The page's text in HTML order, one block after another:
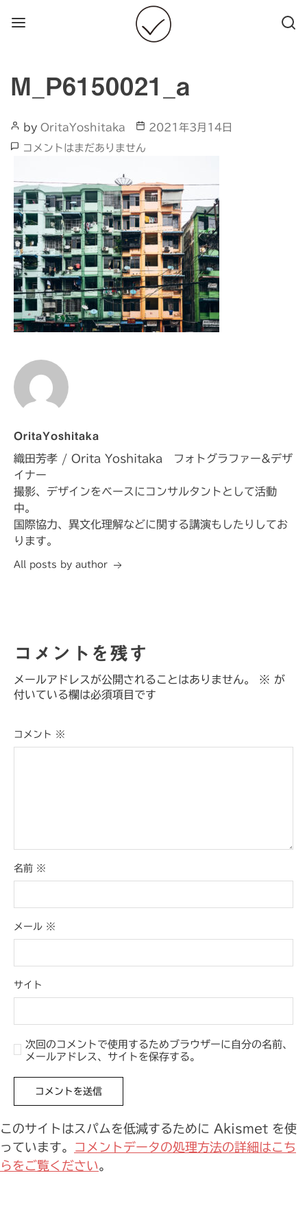
Menu Search
M_P6150021_a
PostbyOritaYoshitaka
Post2021年3月14日
M_P6150021_a
コメントはまだありません
OritaYoshitaka
織田芳孝 / Orita Yoshitaka フォトグラファー&デザ
イナー
撮影、デザインをベースにコンサルタントとして活動
中。
国際協力、異文化理解などに関する講演もしたりしてお
ります。
All posts by author
コメントを残す
メールアドレスが公開されることはありません。 ※ が
付いている欄は必須項目です
コメント ※
名前 ※
メール ※
サイト
次回のコメントで使用するためブラウザーに自分の名前、
メールアドレス、サイトを保存する。
このサイトはスパムを低減するために Akismet を使
っています。
コメントデータの処理方法の詳細はこち
らをご覧ください。